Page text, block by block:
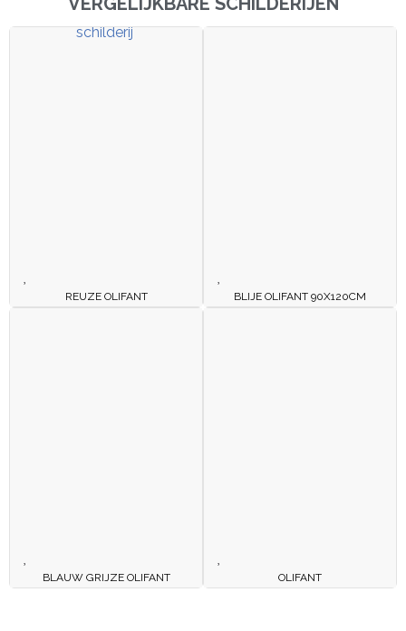
REUZE OLIFANT BLIJE OLIFANT 90X120CM
BLAUW GRIJZE OLIFANT OLIFANT